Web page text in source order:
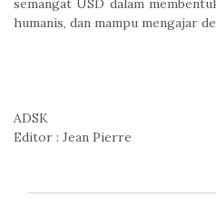
humanis, dan mampu mengajar
ADSK
Editor : Jean Pierre